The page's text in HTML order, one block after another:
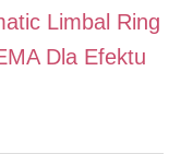
Limbal Ring
Dla Efektu